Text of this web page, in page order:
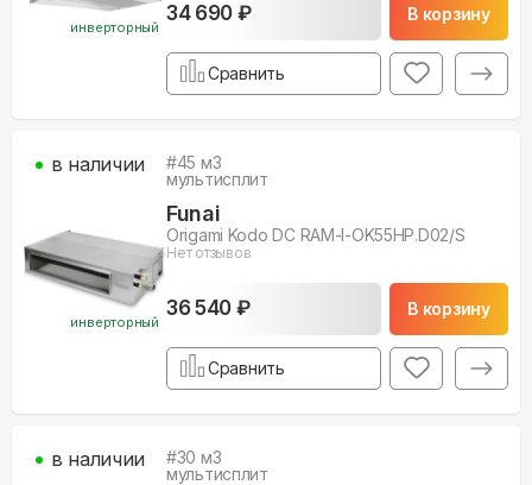
инверторный
34 690 ₽ В корзину
Сравнить
инверторный
#45 м3
мультисплит
Funai
Origami Kodo DC RAM-I-OK55HP.D02/S
Нет отзывов
36 540 ₽ В корзину
в наличии
Сравнить
#30 м3
мультисплит
в наличии